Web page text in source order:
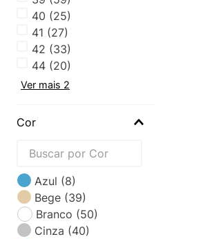
40 (25)
41 (27)
42 (33)
44 (20)
Ver mais 2
Cor
Azul (8)
Bege (39)
Branco (50)
Cinza (40)